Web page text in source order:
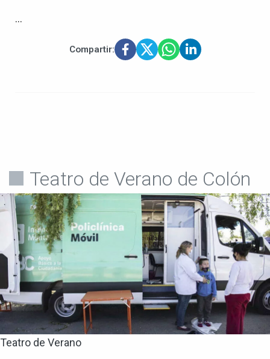
...
Compartir:
Teatro de Verano de Colón
Teatro de Verano